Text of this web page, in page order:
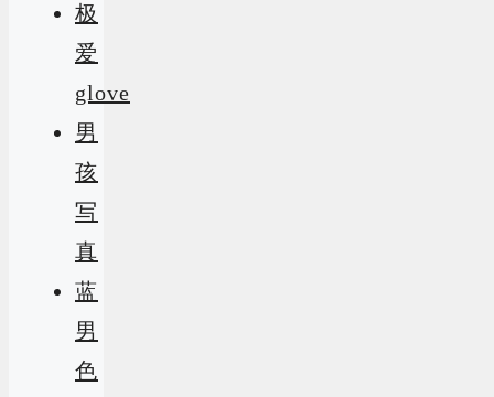
极
爱
glove
男
孩
写
真
蓝
男
色